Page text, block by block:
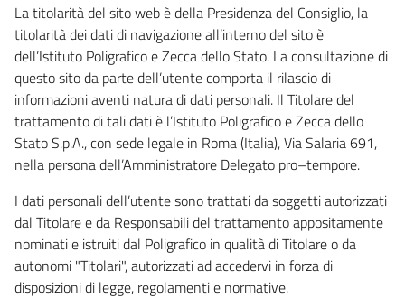
La titolarità del sito web è della Presidenza del Consiglio, la
titolarità dei dati di navigazione all’interno del sito è
dell’Istituto Poligrafico e Zecca dello Stato. La consultazione di
questo sito da parte dell’utente comporta il rilascio di
informazioni aventi natura di dati personali. Il Titolare del
trattamento di tali dati è l’Istituto Poligrafico e Zecca dello
Stato S.p.A., con sede legale in Roma (Italia), Via Salaria 691,
nella persona dell’Amministratore Delegato pro–tempore.
I dati personali dell’utente sono trattati da soggetti autorizzati
dal Titolare e da Responsabili del trattamento appositamente
nominati e istruiti dal Poligrafico in qualità di Titolare o da
autonomi "Titolari", autorizzati ad accedervi in forza di
disposizioni di legge, regolamenti e normative.